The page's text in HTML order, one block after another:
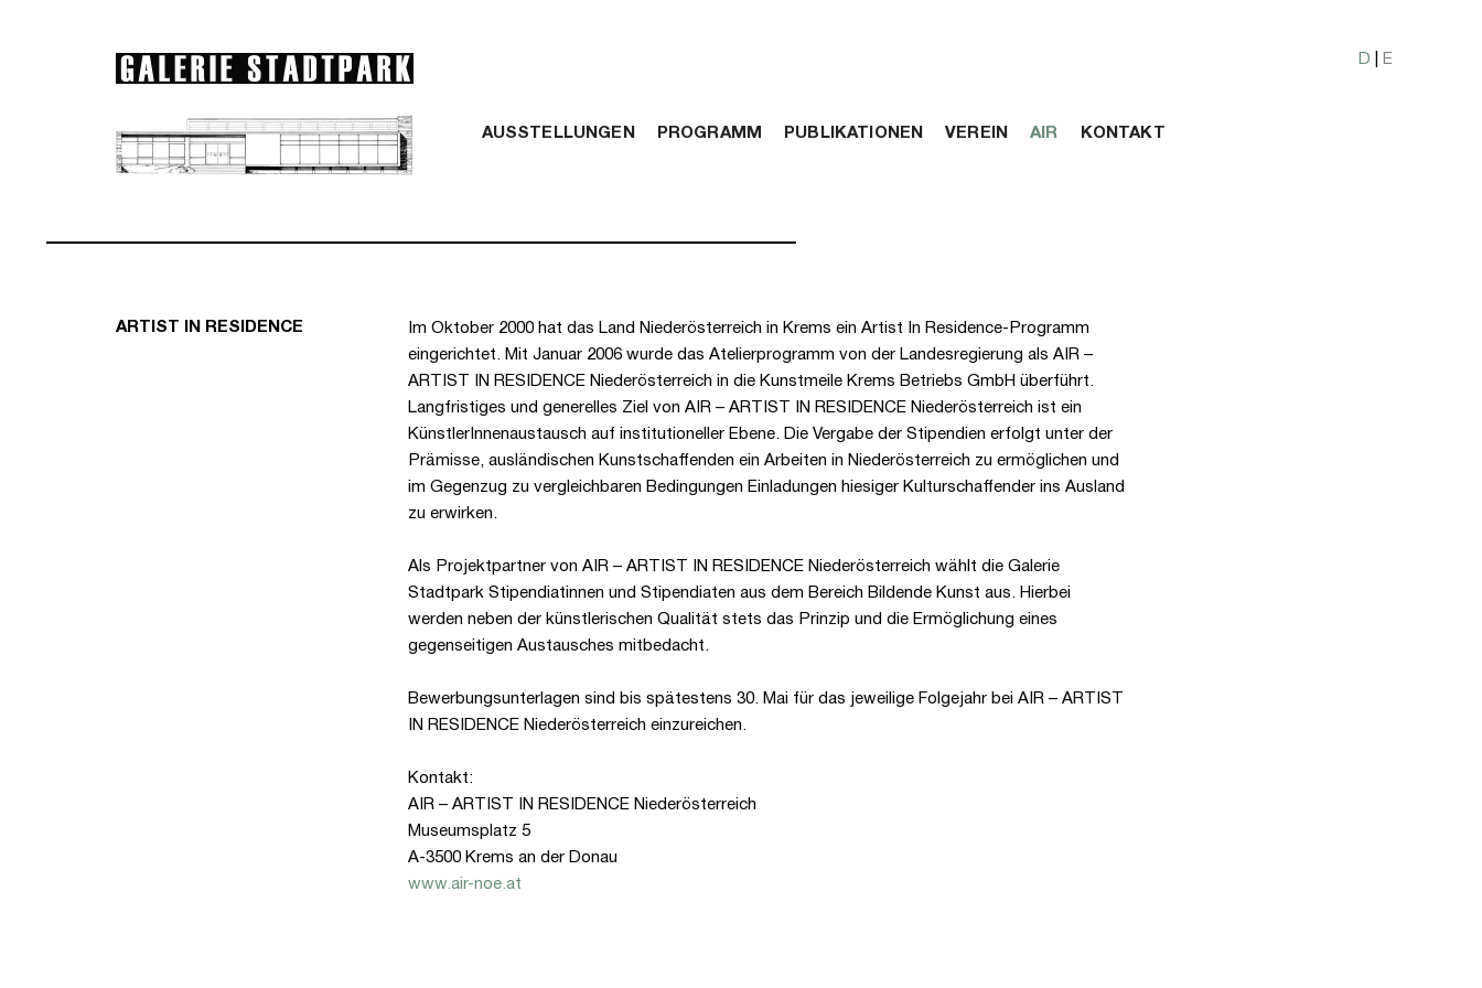
AUSSTELLUNGEN PROGRAMM PUBLIKATIONEN VEREIN AIR KONTAKT
D E
ARTIST IN RESIDENCE
Im Oktober 2000 hat das Land Niederösterreich in Krems ein Artist In Residence-Programm
eingerichtet. Mit Januar 2006 wurde das Atelierprogramm von der Landesregierung als AIR –
ARTIST IN RESIDENCE Niederösterreich in die Kunstmeile Krems Betriebs GmbH überführt.
Langfristiges und generelles Ziel von AIR – ARTIST IN RESIDENCE Niederösterreich ist ein
KünstlerInnenaustausch auf institutioneller Ebene. Die Vergabe der Stipendien erfolgt unter der
Prämisse, ausländischen Kunstschaffenden ein Arbeiten in Niederösterreich zu ermöglichen und
im Gegenzug zu vergleichbaren Bedingungen Einladungen hiesiger Kulturschaffender ins Ausland
zu erwirken.
Als Projektpartner von AIR – ARTIST IN RESIDENCE Niederösterreich wählt die Galerie
Stadtpark Stipendiatinnen und Stipendiaten aus dem Bereich Bildende Kunst aus. Hierbei
werden neben der künstlerischen Qualität stets das Prinzip und die Ermöglichung eines
gegenseitigen Austausches mitbedacht.
Bewerbungsunterlagen sind bis spätestens 30. Mai für das jeweilige Folgejahr bei AIR – ARTIST
IN RESIDENCE Niederösterreich einzureichen.
Kontakt:
AIR – ARTIST IN RESIDENCE Niederösterreich
Museumsplatz 5
A-3500 Krems an der Donau
www.air-noe.at